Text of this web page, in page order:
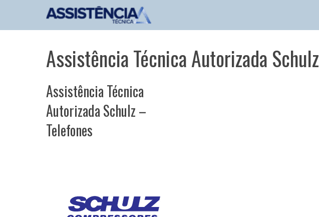
Assistência Técnica Autorizada Schulz
Assistência Técnica
Autorizada Schulz –
Telefones